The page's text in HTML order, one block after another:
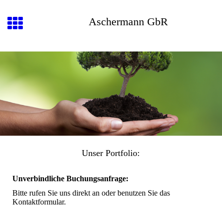
Aschermann GbR
Unser Portfolio:
Unverbindliche Buchungsanfrage:
Bitte rufen Sie uns direkt an oder benutzen Sie das
Kontaktformular.